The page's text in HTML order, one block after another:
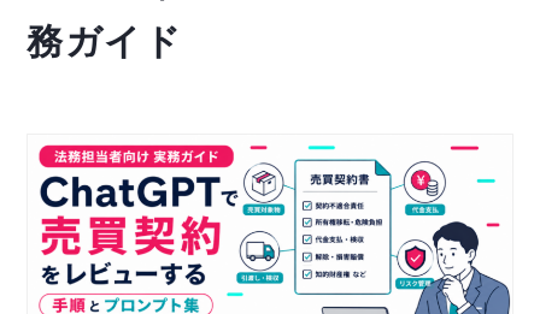
務ガイド